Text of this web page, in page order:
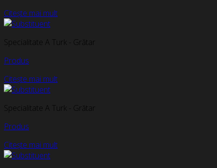
Citește mai mult
Specialitate A Turk - Grătar
Produs
Citește mai mult
Specialitate A Turk - Grătar
Produs
Citește mai mult